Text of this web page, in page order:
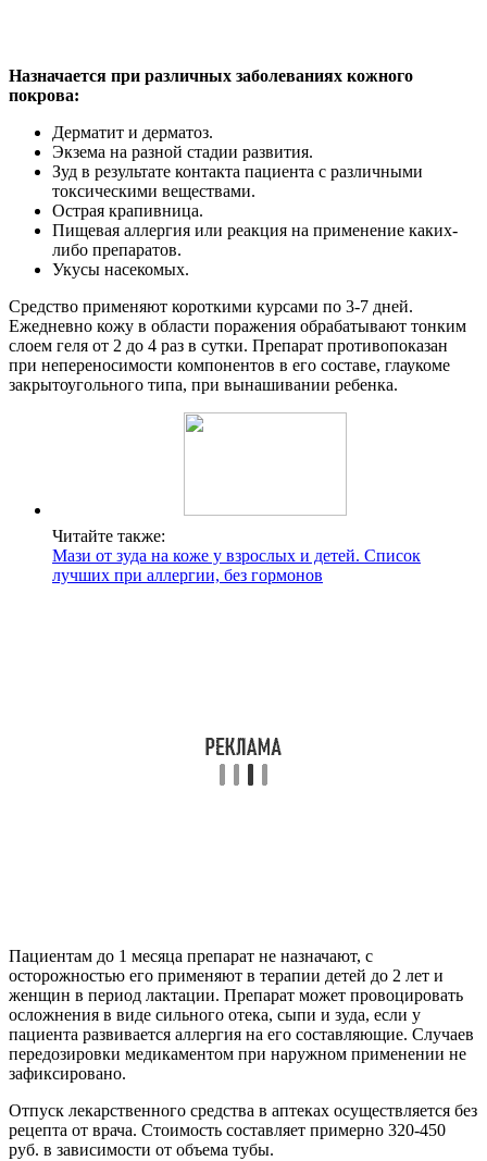
Назначается при различных заболеваниях кожного
покрова:
Дерматит и дерматоз.
Экзема на разной стадии развития.
Зуд в результате контакта пациента с различными
токсическими веществами.
Острая крапивница.
Пищевая аллергия или реакция на применение каких-
либо препаратов.
Укусы насекомых.
Средство применяют короткими курсами по 3-7 дней.
Ежедневно кожу в области поражения обрабатывают тонким
слоем геля от 2 до 4 раз в сутки. Препарат противопоказан
при непереносимости компонентов в его составе, глаукоме
закрытоугольного типа, при вынашивании ребенка.
Читайте также:
Мази от зуда на коже у взрослых и детей. Список
лучших при аллергии, без гормонов
Пациентам до 1 месяца препарат не назначают, с
осторожностью его применяют в терапии детей до 2 лет и
женщин в период лактации. Препарат может провоцировать
осложнения в виде сильного отека, сыпи и зуда, если у
пациента развивается аллергия на его составляющие. Случаев
передозировки медикаментом при наружном применении не
зафиксировано.
Отпуск лекарственного средства в аптеках осуществляется без
рецепта от врача. Стоимость составляет примерно 320-450
руб. в зависимости от объема тубы.